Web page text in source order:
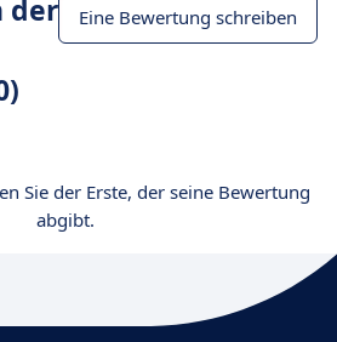
der
Eine Bewertung schreiben
Sie der Erste, der seine Bewertung
abgibt.